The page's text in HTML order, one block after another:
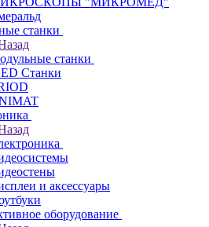
станки
станки
Станки
и аксессуары
оборудование